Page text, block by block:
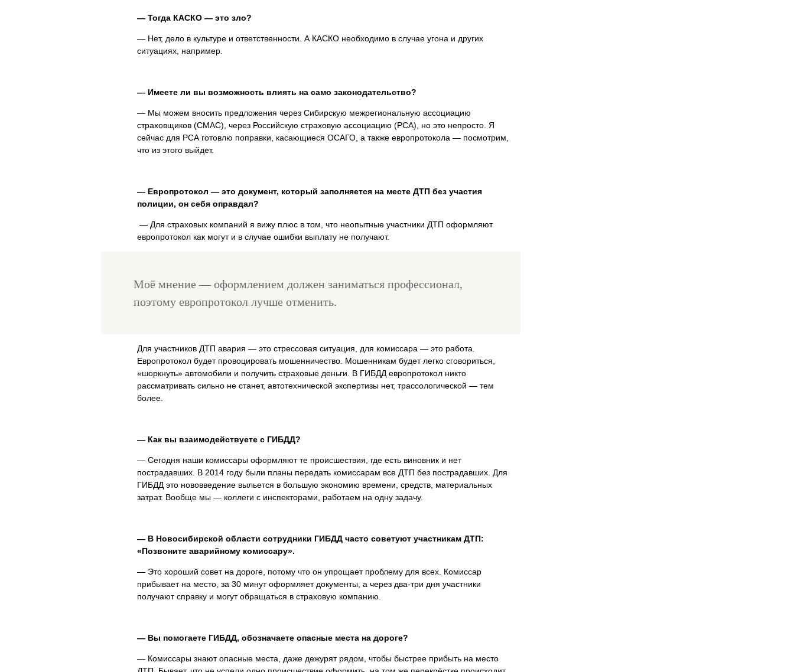
— Тогда КАСКО — это зло?
— Нет, дело в культуре и ответственности. А КАСКО необходимо в случае угона и других
ситуациях, например.
— Имеете ли вы возможность влиять на само законодательство?
— Мы можем вносить предложения через Сибирскую межрегиональную ассоциацию
страховщиков (СМАС), через Российскую страховую ассоциацию (РСА), но это непросто. Я
сейчас для РСА готовлю поправки, касающиеся ОСАГО, а также европротокола — посмотрим,
что из этого выйдет.
— Европротокол — это документ, который заполняется на месте ДТП без участия
полиции, он себя оправдал?
— Для страховых компаний я вижу плюс в том, что неопытные участники ДТП оформляют
европротокол как могут и в случае ошибки выплату не получают.
Моё мнение — оформлением должен заниматься профессионал,
поэтому европротокол лучше отменить.
Для участников ДТП авария — это стрессовая ситуация, для комиссара — это работа.
Европротокол будет провоцировать мошенничество. Мошенникам будет легко сговориться,
«шоркнуть» автомобили и получить страховые деньги. В ГИБДД европротокол никто
рассматривать сильно не станет, автотехнической экспертизы нет, трассологической — тем
более.
— Как вы взаимодействуете с ГИБДД?
— Сегодня наши комиссары оформляют те происшествия, где есть виновник и нет
пострадавших. В 2014 году были планы передать комиссарам все ДТП без пострадавших. Для
ГИБДД это нововведение выльется в большую экономию времени, средств, материальных
затрат. Вообще мы — коллеги с инспекторами, работаем на одну задачу.
— В Новосибирской области сотрудники ГИБДД часто советуют участникам ДТП:
«Позвоните аварийному комиссару».
— Это хороший совет на дороге, потому что он упрощает проблему для всех. Комиссар
прибывает на место, за 30 минут оформляет документы, а через два-три дня участники
получают справку и могут обращаться в страховую компанию.
— Вы помогаете ГИБДД, обозначаете опасные места на дороге?
— Комиссары знают опасные места, даже дежурят рядом, чтобы быстрее прибыть на место